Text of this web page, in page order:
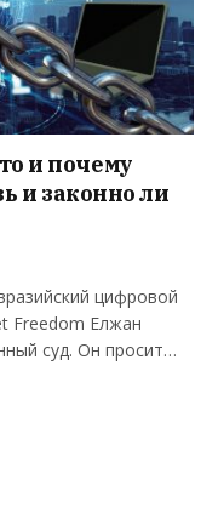
и почему
и законно ли
цифровой
Freedom Елжан
суд. Он просит…